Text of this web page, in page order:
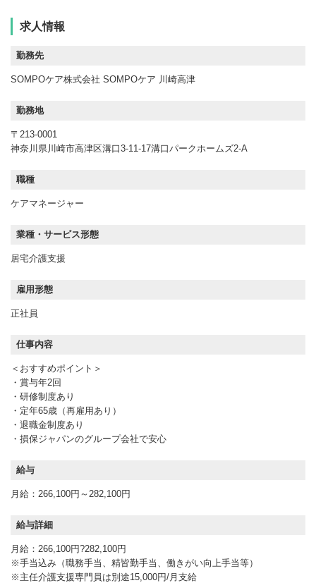
求人情報
勤務先
SOMPOケア株式会社 SOMPOケア 川崎高津
勤務地
〒213-0001
神奈川県川崎市高津区溝口3-11-17溝口パークホームズ2-A
職種
ケアマネージャー
業種・サービス形態
居宅介護支援
雇用形態
正社員
仕事内容
＜おすすめポイント＞
・賞与年2回
・研修制度あり
・定年65歳（再雇用あり）
・退職金制度あり
・損保ジャパンのグループ会社で安心
給与
月給：266,100円～282,100円
給与詳細
月給：266,100円?282,100円
※手当込み（職務手当、精皆勤手当、働きがい向上手当等）
※主任介護支援専門員は別途15,000円/月支給